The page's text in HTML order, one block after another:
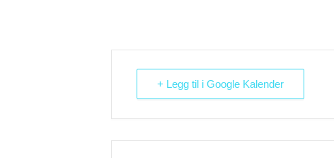
+ Legg til i Google Kalender